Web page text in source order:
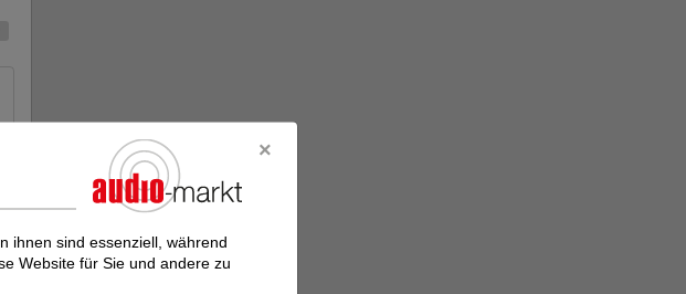
ihnen sind essenziell, während
Website für Sie und andere zu